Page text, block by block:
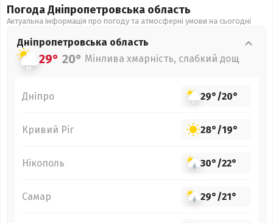
Погода Дніпропетровська область
Актуальна інформація про погоду та атмосферні умови на сьогодні
Дніпропетровська область
29° 20° Мінлива хмарність, слабкий дощ
Дніпро 29°/20°
Кривий Ріг 28°/19°
Нікополь 30°/22°
Самар 29°/21°